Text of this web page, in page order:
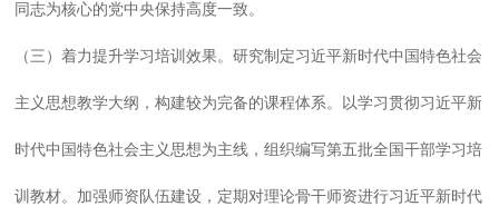
同志为核心的党中央保持高度一致。
（三）着力提升学习培训效果。研究制定习近平新时代中国特色社会
主义思想教学大纲，构建较为完备的课程体系。以学习贯彻习近平新
时代中国特色社会主义思想为主线，组织编写第五批全国干部学习培
训教材。加强师资队伍建设，定期对理论骨干师资进行习近平新时代